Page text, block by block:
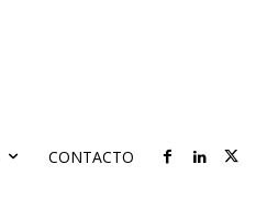
CONTACTO